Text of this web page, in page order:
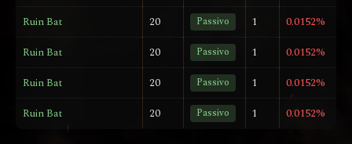
Ruin Bat
20 Passivo 1
0.0152%
Ruin Bat
20 Passivo 1
0.0152%
Ruin Bat
20 Passivo 1
0.0152%
Ruin Bat
20 Passivo 1 0.0152%